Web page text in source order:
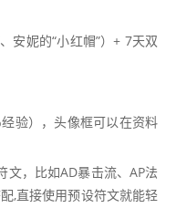
安妮的“小红帽”）+ 7天双
验），头像框可以在资料
，比如AD暴击流、AP法
,直接使用预设符文就能轻